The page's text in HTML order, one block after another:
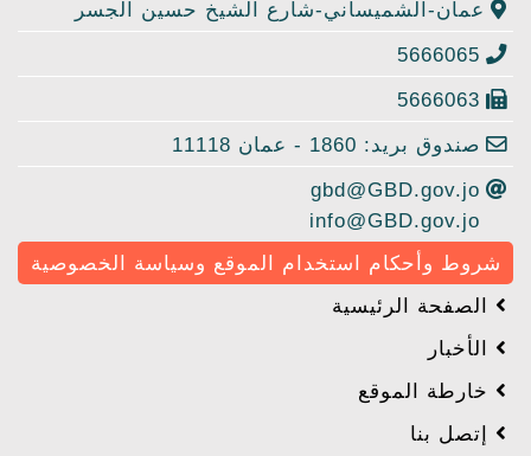
عمان-الشميساني-شارع الشيخ حسين الجسر
5666065
5666063
صندوق بريد: 1860 - عمان 11118
gbd@GBD.gov.jo
info@GBD.gov.jo
شروط وأحكام استخدام الموقع وسياسة الخصوصية
الصفحة الرئيسية
الأخبار
خارطة الموقع
إتصل بنا